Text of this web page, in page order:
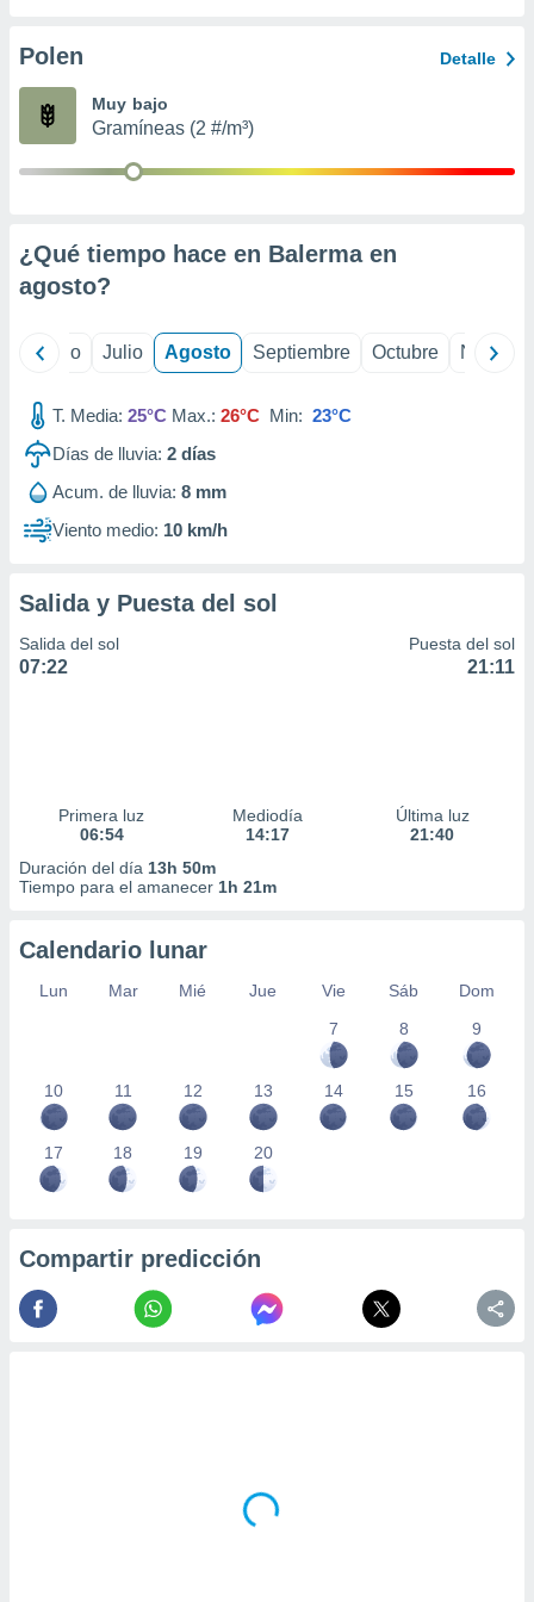
e
mediante
publicidad
publicidad
de
Polen Detalle
Muy bajo
Gramíneas (2 #/m³)
¿Qué tiempo hace en Balerma en
agosto?
Junio Julio Agosto Septiembre Octubre
T. Media: 25°C Max.: 26°C Min: 23°C
Días de lluvia: 2 días
Acum. de lluvia: 8 mm
Viento medio: 10 km/h
Salida y Puesta del sol
Salida del sol
07:22
Puesta del sol
21:11
Primera luz
06:54
Mediodía
14:17
Última luz
21:40
Duración del día 13h 50m
Tiempo para el amanecer 1h 21m
Calendario lunar
Lun Mar Mié Jue Vie Sáb
Dom
7
8 9
10 11 12 13 14 15 16
17 18 19 20
Compartir predicción